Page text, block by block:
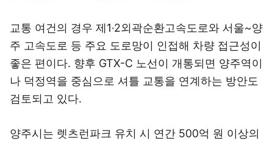
교통 여건의 경우 제1·2외곽순환고속도로와 서울~양
주 고속도로 등 주요 도로망이 인접해 차량 접근성이
좋은 편이다. 향후 GTX-C 노선이 개통되면 양주역이
나 덕정역을 중심으로 셔틀 교통을 연계하는 방안도
검토되고 있다.
양주시는 렛츠런파크 유치 시 연간 500억 원 이상의